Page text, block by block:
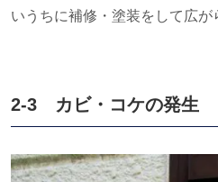
いうちに補修・塗装をして広が
2-3 カビ・コケの発生